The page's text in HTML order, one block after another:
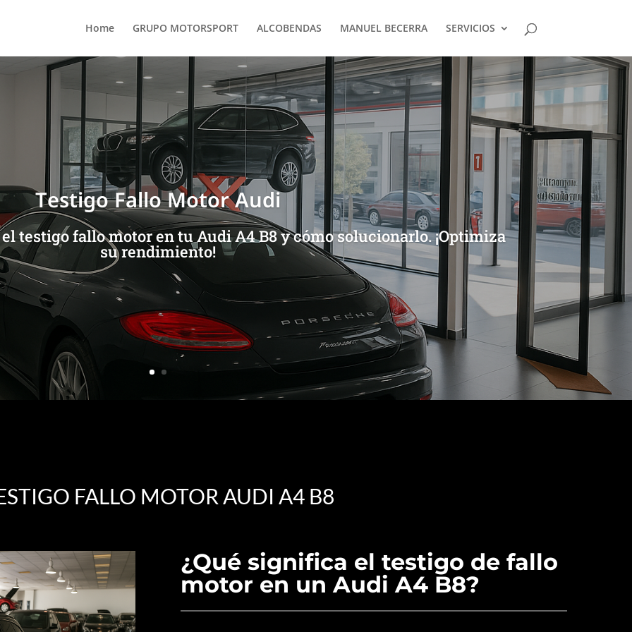
Home GRUPO MOTORSPORT ALCOBENDAS MANUEL BECERRA SERVICIOS
Testigo Fallo Motor Audi
testigo fallo motor en tu Audi A4 B8 y cómo solucionarlo. ¡Optimiza
su rendimiento!
FALLO MOTOR AUDI A4 B8
¿Qué significa el testigo de fallo
motor en un Audi A4 B8?